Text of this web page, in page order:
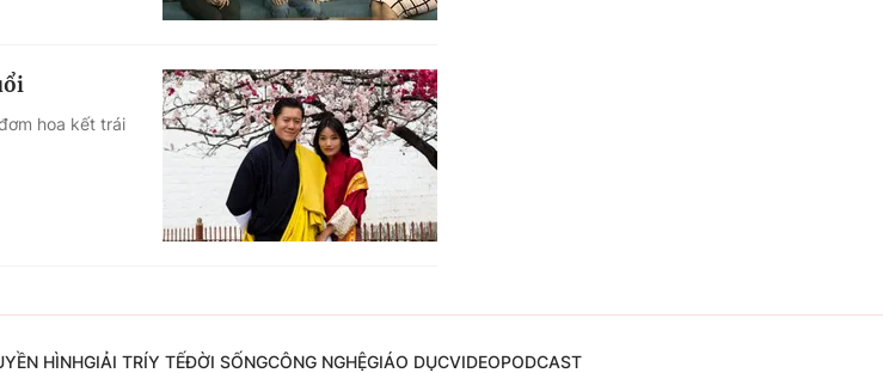
hoa kết trái
HÌNHGIẢI TRÍY TẾĐỜI SỐNGCÔNG NGHỆGIÁO DỤCVIDEOPODCAST